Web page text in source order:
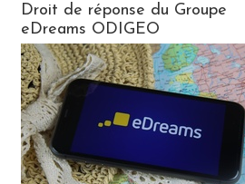
Droit de réponse du Groupe
eDreams ODIGEO